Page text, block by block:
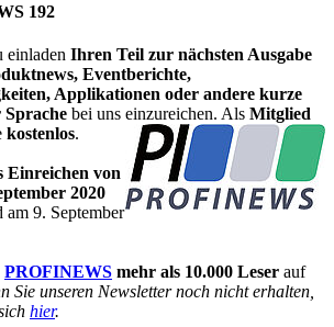
192
einladen Ihren Teil zur nächsten Ausgabe
Eventberichte,
Applikationen oder andere kurze
bei uns einzureichen. Als Mitglied
kostenlos.
Einreichen von
2020
9. September
PROFINEWS mehr als 10.000 Leser auf
Sie unseren Newsletter noch nicht erhalten,
hier.